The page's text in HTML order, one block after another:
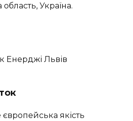
Україна.
якість